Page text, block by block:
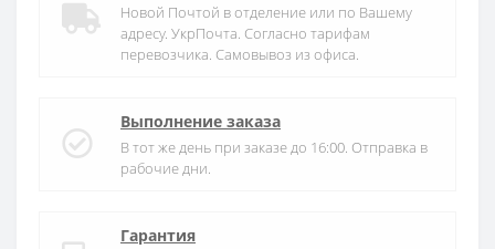
Новой Почтой в отделение или по Вашему
адресу. УкрПочта. Согласно тарифам
перевозчика. Самовывоз из офиса.
Выполнение заказа
В тот же день при заказе до 16:00. Отправка в
рабочие дни.
Гарантия